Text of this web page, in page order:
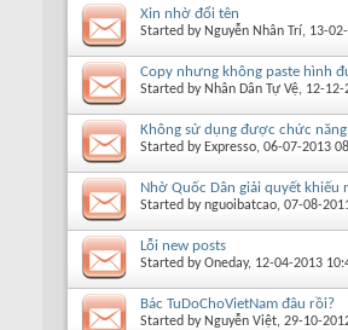
Xin nhờ đổi tên
Started by Nguyễn Nhân Trí, 13-
Copy nhưng không paste hình
Started by Nhân Dân Tự Vệ, 12-12-
Không sử dụng được chức
Started by Expresso, 06-07-2013
Nhờ Quốc Dân giải quyết khiếu
Started bynguoibatcao, 07-08-
Lỗi new posts
Started byOneday, 12-04-2013
Bác TuDoChoVietNam đâu rồi?
Started by Nguyễn Việt, 29-10-